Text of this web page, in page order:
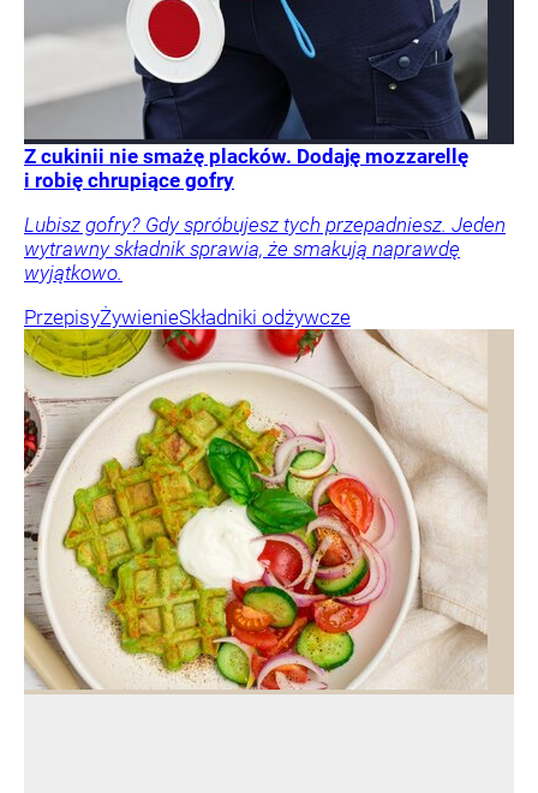
Z cukinii nie smażę placków. Dodaję mozzarellę
i robię chrupiące gofry
Lubisz gofry? Gdy spróbujesz tych przepadniesz. Jeden
wytrawny składnik sprawia, że smakują naprawdę
wyjątkowo.
PrzepisyŻywienieSkładniki odżywcze